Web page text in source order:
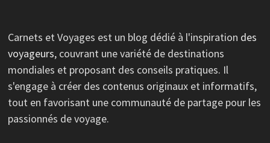
Carnets et Voyages est un blog dédié à l'inspiration des
voyageurs, couvrant une variété de destinations
mondiales et proposant des conseils pratiques. Il
s'engage à créer des contenus originaux et informatifs,
tout en favorisant une communauté de partage pour les
passionnés de voyage.